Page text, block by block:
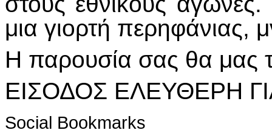
μια γιορτή περηφάνιας,
Η παρουσία σας θα μας
ΕΙΣΟΔΟΣ ΕΛΕΥΘΕΡΗ
Social Bookmarks